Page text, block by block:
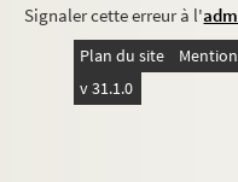
Signaler cette erreur à l'
Plan du site
v 31.1.0